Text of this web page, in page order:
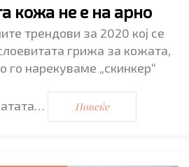
кожа не е на арно
трендови за 2020 кој се
грижа за кожата,
го нарекуваме „скинкер“
Повеќе